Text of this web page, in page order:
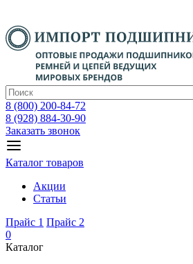
8 (800) 200-84-72
8 (928) 884-30-90
Заказать звонок
Каталог товаров
Акции
Статьи
Прайс 1 Прайс 2
0
Каталог